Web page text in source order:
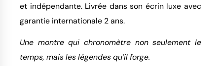
et indépendante. Livrée dans son écrin luxe avec
garantie internationale 2 ans.
Une montre qui chronomètre non seulement le
temps, mais les légendes qu’il forge.